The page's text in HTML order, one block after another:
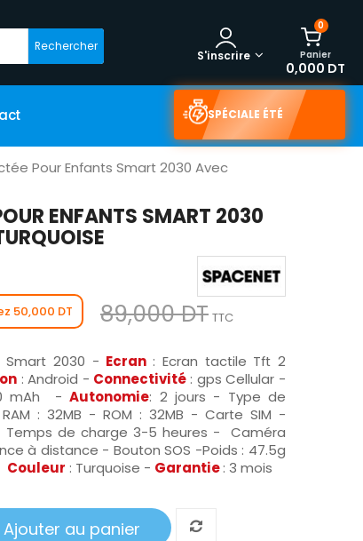
Rechercher
0
Panier
0,000 DT
S'inscrire
SPÉCIALE ÉTÉ
Pour Enfants Smart 2030 Avec
ENFANTS SMART 2030
50,000 DT 89,000 DT TTC
Smart 2030 - Ecran : Ecran tactile Tft 2
: Android - Connectivité : ‎gps Cellular -
mAh -Autonomie: 2 jours - Type de
: 32MB - ROM : 32MB - Carte SIM -
Temps de charge 3-5 heures - Caméra
à distance - Bouton SOS -Poids : 47.5g
Couleur : Turquoise - Garantie: 3 mois
Ajouter au panier